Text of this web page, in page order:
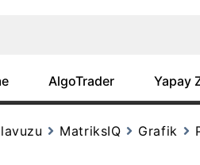
AlgoTrader Yapay
MatriksIQ Grafik